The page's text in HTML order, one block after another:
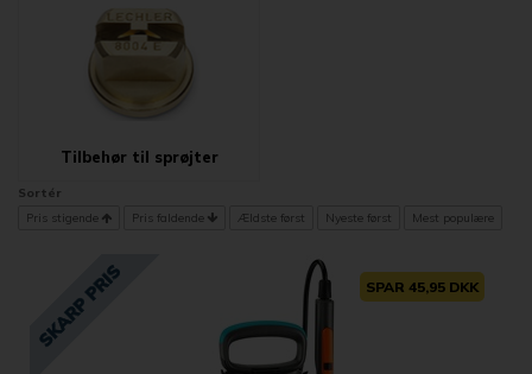
Tilbehør til sprøjter
Sortér
Pris stigende
Pris faldende Ældste først Nyeste først Mest populære
SPAR 45,95 DKK